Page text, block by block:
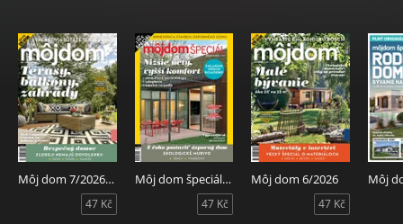
Pravidelné rubriky:
BÝVANIE
• tipy & trendy
• návšteva v byte, v dome
• praktická stránka veci
• showroom
• domáci pomocníci
• riešenie na mieru
Môj dom 7/202608
47 Kč
Môj dom špeciál 2/2026
47 Kč
Môj dom 6/2026
47 Kč